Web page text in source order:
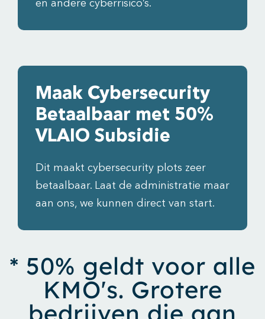
en andere cyberrisico’s.
Maak Cybersecurity
Betaalbaar met 50%
VLAIO Subsidie
Dit maakt cybersecurity plots zeer
betaalbaar. Laat de administratie maar
aan ons, we kunnen direct van start.
* 50% geldt voor alle
KMO's. Grotere
bedrijven die aan